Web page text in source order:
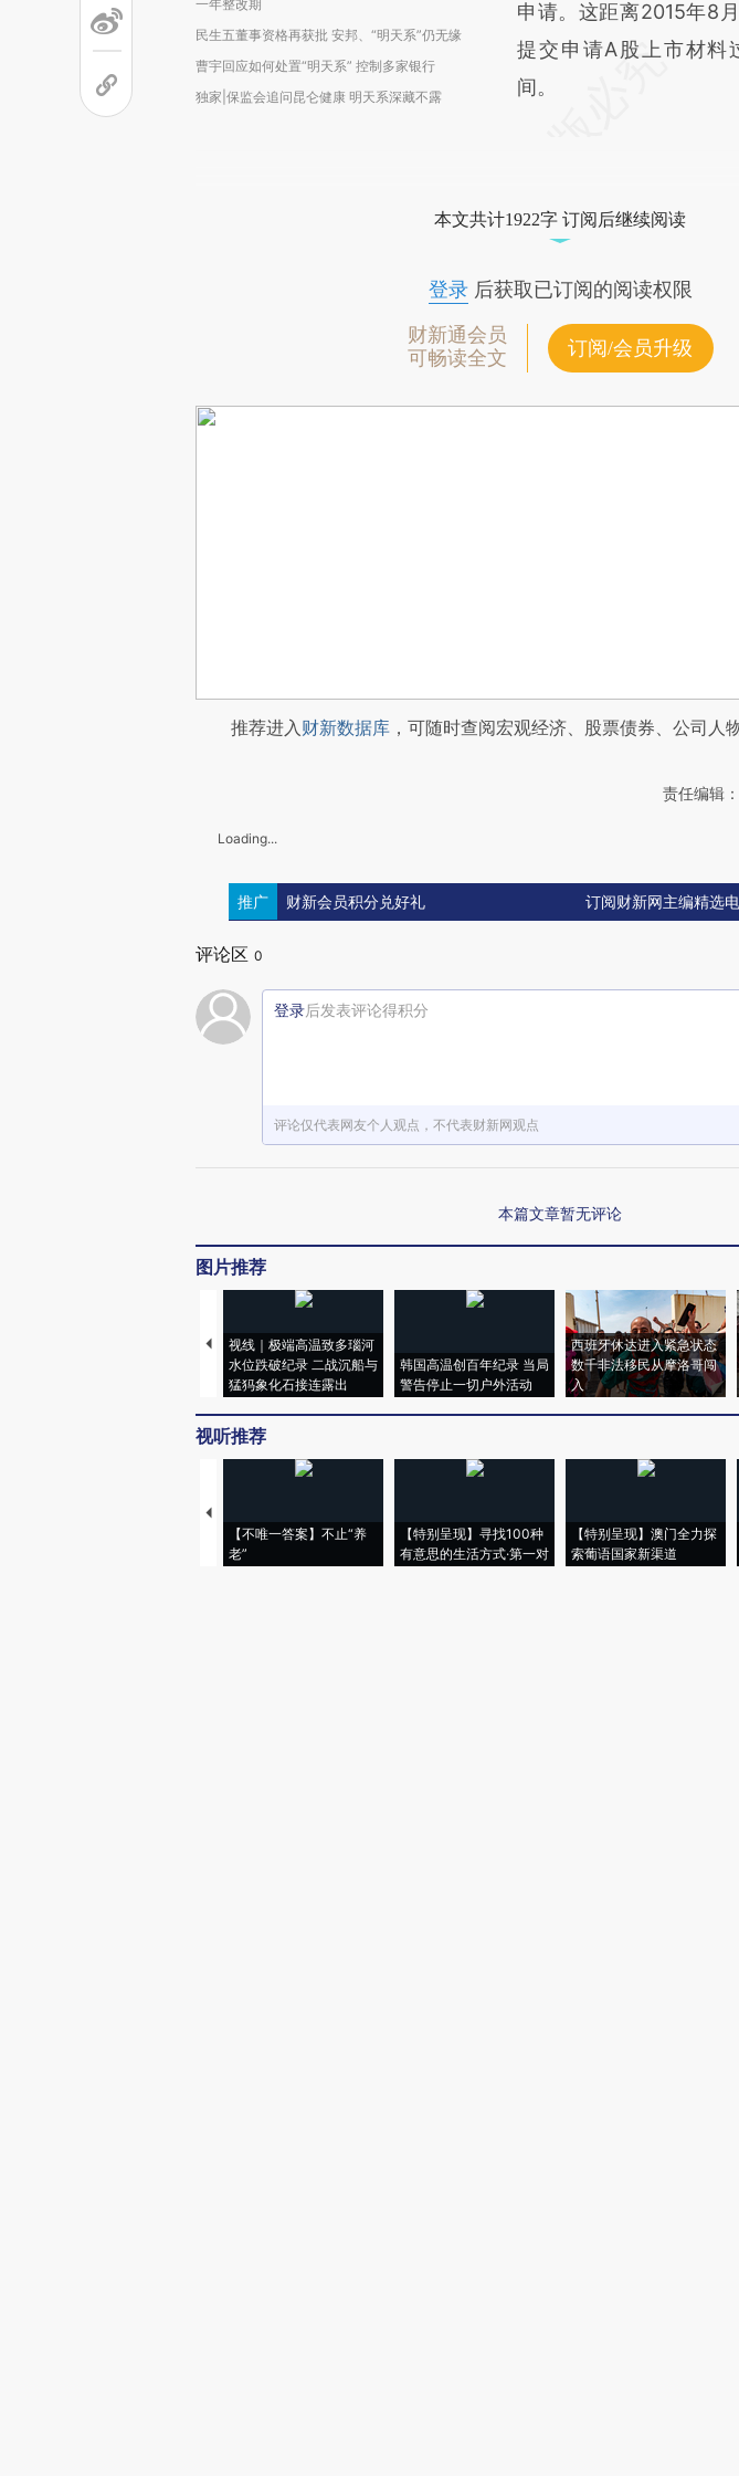
一年整改期
民生五董事资格再获批 安邦、“明天系”仍无缘
曹宇回应如何处置“明天系” 控制多家银行
独家|保监会追问昆仑健康 明天系深藏不露
申请。这距离2015年8
提交申请A股上市材料
间。
本文共计1922字 订阅后继续阅读
登录后获取已订阅的阅读权限
财新通会员
可畅读全文
订阅/会员升级
推荐进入财新数据库 ，可随时查阅宏观经济、股票债券、公司人
责任编辑
Loading...
推广 财新会员积分兑好礼 订阅财新网主编精选
评论区 0
登录后发表评论得积分
评论仅代表网友个人观点，不代表财新网观点
本篇文章暂无评论
图片推荐
视线｜极端高温致多瑙河
水位跌破纪录 二战沉船与
猛犸象化石接连露出
韩国高温创百年纪录 当局
警告停止一切户外活动
西班牙休达进入紧急状态
数千非法移民从摩洛哥闯
入
视听推荐
【不唯一答案】不止“养
老”
【特别呈现】寻找100种
有意思的生活方式·第一对
【特别呈现】澳门全力探
索葡语国家新渠道